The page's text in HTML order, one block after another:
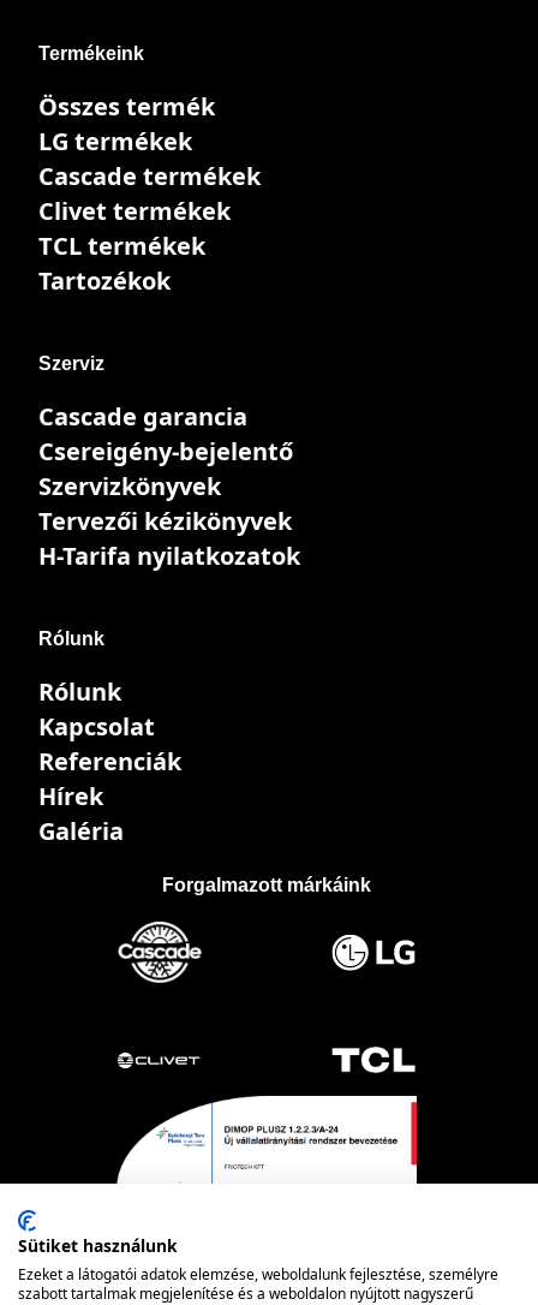
Termékeink
Összes termék
LG termékek
Cascade termékek
Clivet termékek
TCL termékek
Tartozékok
Szerviz
Cascade garancia
Csereigény-bejelentő
Szervizkönyvek
Tervezői kézikönyvek
H-Tarifa nyilatkozatok
Rólunk
Rólunk
Kapcsolat
Referenciák
Hírek
Galéria
Forgalmazott márkáink
Sütiket használunk
Ezeket a látogatói adatok elemzése, weboldalunk fejlesztése, személyre
szabott tartalmak megjelenítése és a weboldalon nyújtott nagyszerű